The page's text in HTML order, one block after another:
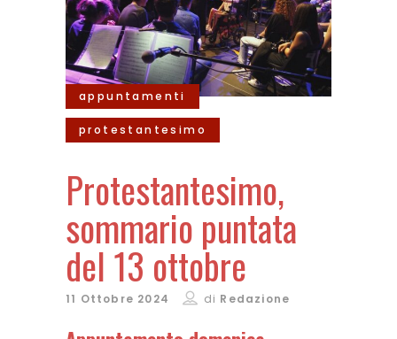
appuntamenti
protestantesimo
Protestantesimo,
sommario puntata
del 13 ottobre
11 Ottobre 2024 di Redazione